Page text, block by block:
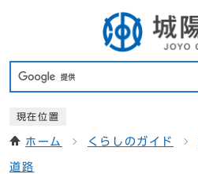
現在位置
ホーム くらしのガイド
道路